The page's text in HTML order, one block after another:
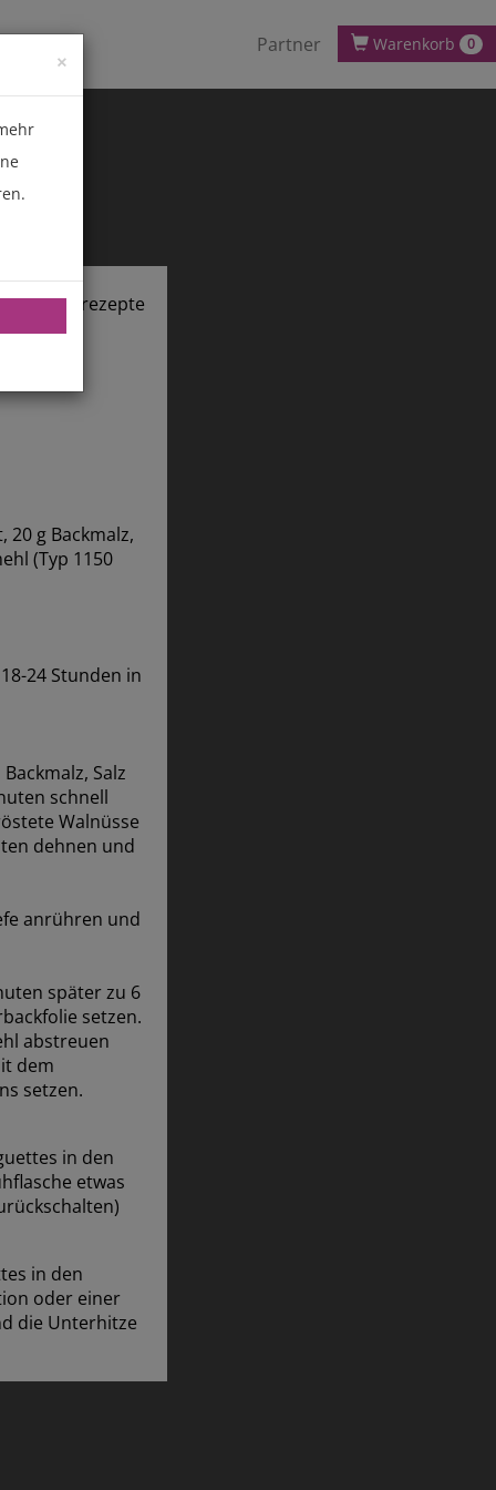
Partner Warenkorb 0
rezepte
20 g Backmalz,
(Typ 1150
24 Stunden in
Salz
schnell
Walnüsse
dehnen und
anrühren und
später zu 6
setzen.
abstreuen
dem
setzen.
in den
etwas
in den
oder einer
die Unterhitze
×